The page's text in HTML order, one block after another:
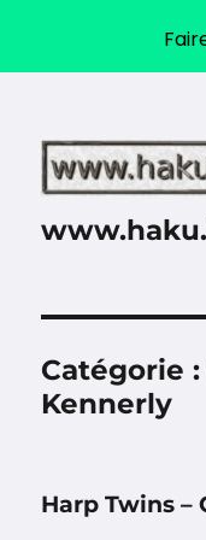
Catégorie :
Kennerly
Harp Twins –